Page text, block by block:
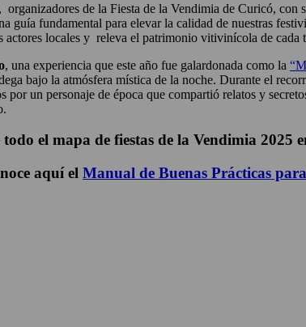
, organizadores de la Fiesta de la Vendimia de Curicó, con
guía fundamental para elevar la calidad de nuestras
actores locales y releva el patrimonio vitivinícola de cada
, una experiencia que este año fue galardonada como la
bajo la atmósfera mística de la noche. Durante el
un personaje de época que compartió relatos y
todo el mapa de fiestas de la Vendimia 2025
aquí el Manual de Buenas Prácticas